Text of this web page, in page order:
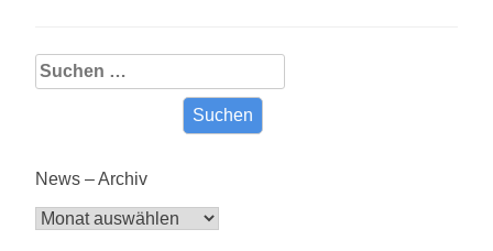
Suche
nach:
News – Archiv
News